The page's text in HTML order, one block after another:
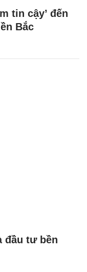
tin cậy’ đến
Bắc
đầu tư bền